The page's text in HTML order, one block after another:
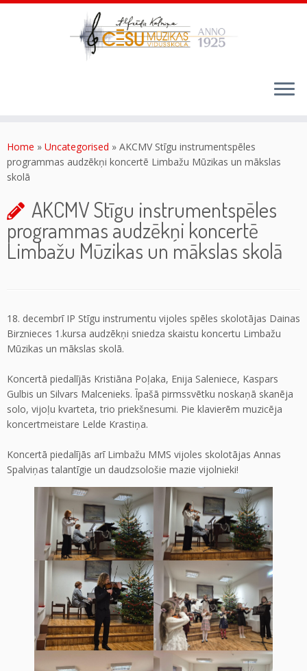
Skip
Home » Uncategorised » AKCMV Stīgu instrumentspēles
programmas audzēkņi koncertē Limbažu Mūzikas un mākslas
skolā
AKCMV Stīgu instrumentspēles
programmas audzēkņi koncertē
Limbažu Mūzikas un mākslas skolā
18. decembrī IP Stīgu instrumentu vijoles spēles skolotājas Dainas
Birznieces 1.kursa audzēkņi sniedza skaistu koncertu Limbažu
Mūzikas un mākslas skolā.
Koncertā piedalījās Kristiāna Poļaka, Enija Saleniece, Kaspars
Gulbis un Silvars Malcenieks. Īpašā pirmssvētku noskaņā skanēja
solo, vijoļu kvarteta, trio priekšnesumi. Pie klavierēm muzicēja
koncertmeistare Lelde Krastiņa.
Koncertā piedalījās arī Limbažu MMS vijoles skolotājas Annas
Spalviņas talantīgie un daudzsološie mazie vijolnieki!